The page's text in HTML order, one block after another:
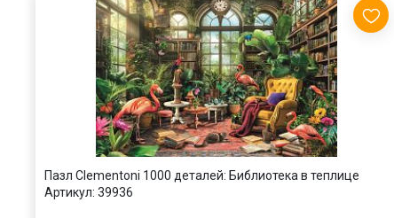
Пазл Clementoni 1000 деталей: Библиотека в теплице
Артикул: 39936